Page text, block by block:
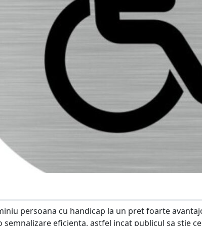
persoana cu handicap la un pret foarte
semnalizare eficienta, astfel incat publicul sa stie